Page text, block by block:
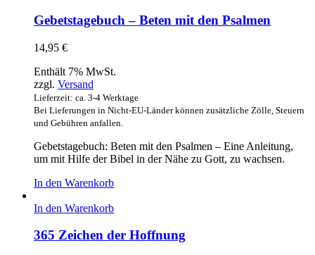
Gebetstagebuch – Beten mit den Psalmen
14,95 €
Enthält 7% MwSt.
zzgl. Versand
Lieferzeit: ca. 3-4 Werktage
Bei Lieferungen in Nicht-EU-Länder können zusätzliche Zölle, Steuern
und Gebühren anfallen.
Gebetstagebuch: Beten mit den Psalmen – Eine Anleitung,
um mit Hilfe der Bibel in der Nähe zu Gott, zu wachsen.
In den Warenkorb
In den Warenkorb
365 Zeichen der Hoffnung